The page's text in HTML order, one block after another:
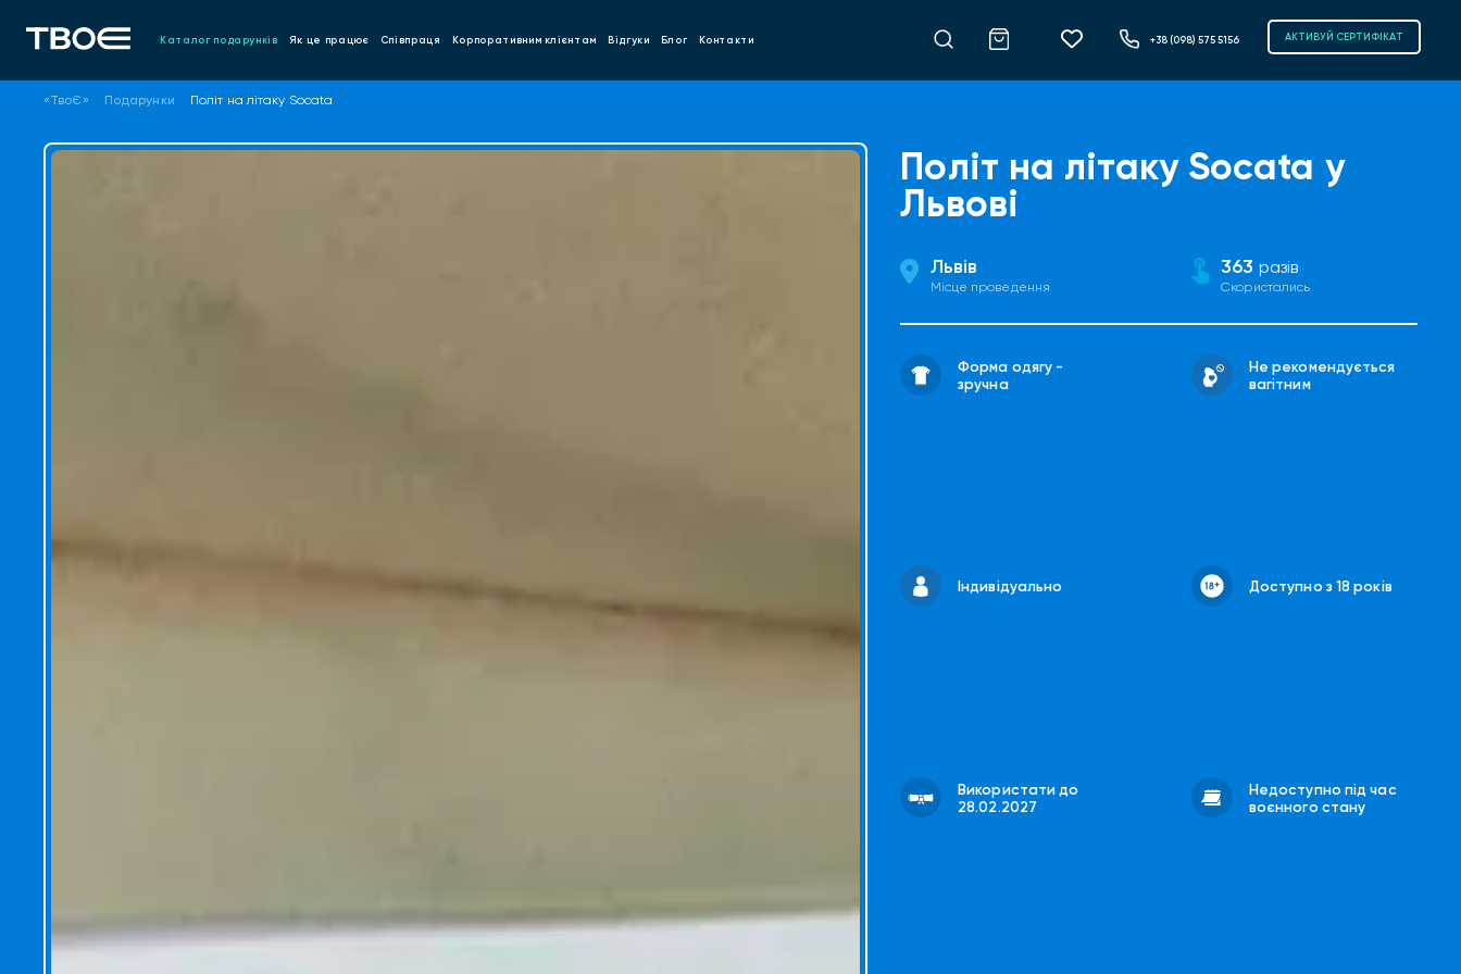
Каталог подарунків Як це працює Співпраця Корпоративним клієнтам Відгуки Блог Контакти +38 (098) 575 5156 АКТИВУЙ СЕРТИФІКАТ
«ТвоЄ» Подарунки Політ на літаку Socata
Політ на літаку Socata у
Львові
Львів
Місце проведення
363 разів
Скористались
Форма одягу -
зручна
Не рекомендується
вагітним
Індивідуально Доступно з 18 років
Використати до
28.02.2027
Недоступно під час
воєнного стану